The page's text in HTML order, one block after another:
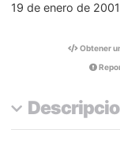
19 de enero de 2001
Obtener